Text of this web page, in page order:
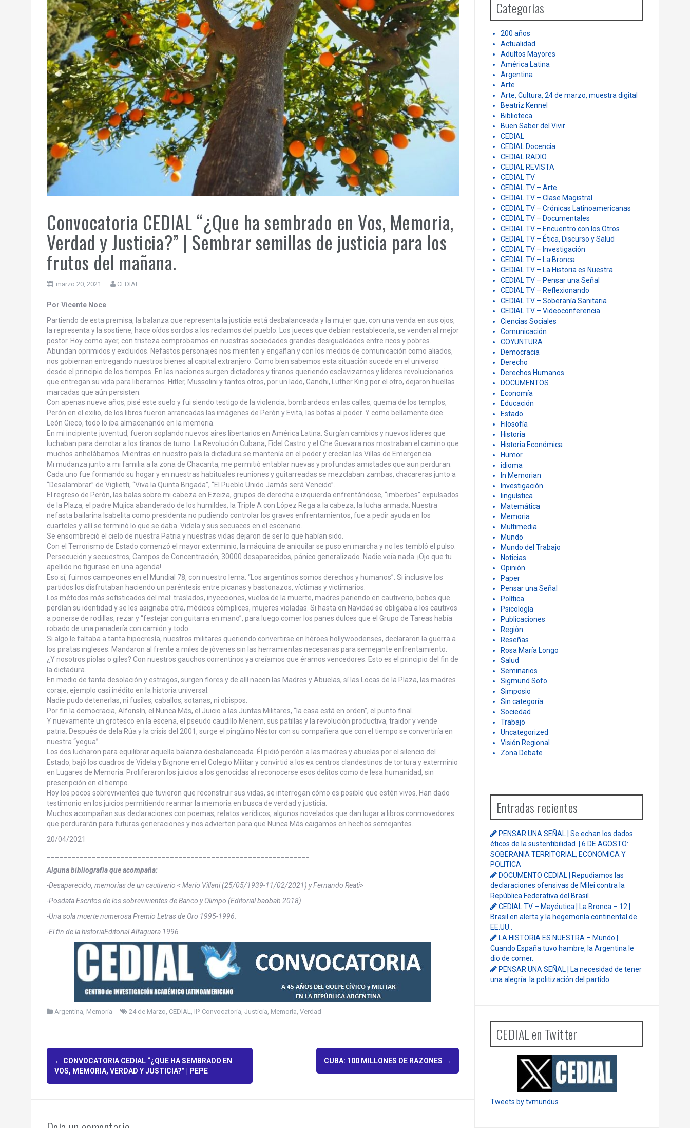
Convocatoria CEDIAL “¿Que ha sembrado en Vos, Memoria,
Verdad y Justicia?” | Sembrar semillas de justicia para los
frutos del mañana.
marzo 20, 2021 CEDIAL
Por Vicente Noce
Partiendo de esta premisa, la balanza que representa la justicia está desbalanceada y la mujer que, con una venda en sus ojos,
la representa y la sostiene, hace oídos sordos a los reclamos del pueblo. Los jueces que debían restablecerla, se venden al mejor
postor. Hoy como ayer, con tristeza comprobamos en nuestras sociedades grandes desigualdades entre ricos y pobres.
Abundan oprimidos y excluidos. Nefastos personajes nos mienten y engañan y con los medios de comunicación como aliados,
nos gobiernan entregando nuestros bienes al capital extranjero. Como bien sabemos esta situación sucede en el universo
desde el principio de los tiempos. En las naciones surgen dictadores y tiranos queriendo esclavizarnos y líderes revolucionarios
que entregan su vida para liberarnos. Hitler, Mussolini y tantos otros, por un lado, Gandhi, Luther King por el otro, dejaron huellas
marcadas que aún persisten.
Con apenas nueve años, pisé este suelo y fui siendo testigo de la violencia, bombardeos en las calles, quema de los templos,
Perón en el exilio, de los libros fueron arrancadas las imágenes de Perón y Evita, las botas al poder. Y como bellamente dice
León Gieco, todo lo iba almacenando en la memoria.
En mi incipiente juventud, fueron soplando nuevos aires libertarios en América Latina. Surgían cambios y nuevos líderes que
luchaban para derrotar a los tiranos de turno. La Revolución Cubana, Fidel Castro y el Che Guevara nos mostraban el camino que
muchos anhelábamos. Mientras en nuestro país la dictadura se mantenía en el poder y crecían las Villas de Emergencia.
Mi mudanza junto a mi familia a la zona de Chacarita, me permitió entablar nuevas y profundas amistades que aun perduran.
Cada uno fue formando su hogar y en nuestras habituales reuniones y guitarreadas se mezclaban zambas, chacareras junto a
“Desalambrar” de Viglietti, “Viva la Quinta Brigada”, “El Pueblo Unido Jamás será Vencido”.
El regreso de Perón, las balas sobre mi cabeza en Ezeiza, grupos de derecha e izquierda enfrentándose, “imberbes” expulsados
de la Plaza, el padre Mujica abanderado de los humildes, la Triple A con López Rega a la cabeza, la lucha armada. Nuestra
nefasta bailarina Isabelita como presidenta no pudiendo controlar los graves enfrentamientos, fue a pedir ayuda en los
cuarteles y allí se terminó lo que se daba. Videla y sus secuaces en el escenario.
Se ensombreció el cielo de nuestra Patria y nuestras vidas dejaron de ser lo que habían sido.
Con el Terrorismo de Estado comenzó el mayor exterminio, la máquina de aniquilar se puso en marcha y no les tembló el pulso.
Persecución y secuestros, Campos de Concentración, 30000 desaparecidos, pánico generalizado. Nadie veía nada. ¡Ojo que tu
apellido no figurase en una agenda!
Eso sí, fuimos campeones en el Mundial 78, con nuestro lema: “Los argentinos somos derechos y humanos”. Si inclusive los
partidos los disfrutaban haciendo un paréntesis entre picanas y bastonazos, víctimas y victimarios.
Los métodos más sofisticados del mal: traslados, inyecciones, vuelos de la muerte, madres pariendo en cautiverio, bebes que
perdían su identidad y se les asignaba otra, médicos cómplices, mujeres violadas. Si hasta en Navidad se obligaba a los cautivos
a ponerse de rodillas, rezar y “festejar con guitarra en mano”, para luego comer los panes dulces que el Grupo de Tareas había
robado de una panadería con camión y todo.
Si algo le faltaba a tanta hipocresía, nuestros militares queriendo convertirse en héroes hollywoodenses, declararon la guerra a
los piratas ingleses. Mandaron al frente a miles de jóvenes sin las herramientas necesarias para semejante enfrentamiento.
¿Y nosotros piolas o giles? Con nuestros gauchos correntinos ya creíamos que éramos vencedores. Esto es el principio del fin de
la dictadura.
En medio de tanta desolación y estragos, surgen flores y de allí nacen las Madres y Abuelas, sí las Locas de la Plaza, las madres
coraje, ejemplo casi inédito en la historia universal.
Nadie pudo detenerlas, ni fusiles, caballos, sotanas, ni obispos.
Por fin la democracia, Alfonsín, el Nunca Más, el Juicio a las Juntas Militares, “la casa está en orden”, el punto final.
Y nuevamente un grotesco en la escena, el pseudo caudillo Menem, sus patillas y la revolución productiva, traidor y vende
patria. Después de dela Rúa y la crisis del 2001, surge el pingüino Néstor con su compañera que con el tiempo se convertiría en
nuestra “yegua”.
Los dos lucharon para equilibrar aquella balanza desbalanceada. Él pidió perdón a las madres y abuelas por el silencio del
Estado, bajó los cuadros de Videla y Bignone en el Colegio Militar y convirtió a los ex centros clandestinos de tortura y exterminio
en Lugares de Memoria. Proliferaron los juicios a los genocidas al reconocerse esos delitos como de lesa humanidad, sin
prescripción en el tiempo.
Hoy los pocos sobrevivientes que tuvieron que reconstruir sus vidas, se interrogan cómo es posible que estén vivos. Han dado
testimonio en los juicios permitiendo rearmar la memoria en busca de verdad y justicia.
Muchos acompañan sus declaraciones con poemas, relatos verídicos, algunos novelados que dan lugar a libros conmovedores
que perdurarán para futuras generaciones y nos advierten para que Nunca Más caigamos en hechos semejantes.
20/04/2021
Alguna bibliografía que acompaña:
-Desaparecido, memorias de un cautiverio < Mario Villani (25/05/1939-11/02/2021) y Fernando Reati>
-Posdata Escritos de los sobrevivientes de Banco y Olimpo (Editorial baobab 2018)
-Una sola muerte numerosa Premio Letras de Oro 1995-1996.
-El fin de la historiaEditorial Alfaguara 1996
Argentina Memoria 24 de Marzo CEDIAL IIº Convocatoria Justicia Memoria Verdad
P
o
← CONVOCATORIA CEDIAL “¿QUE HA SEMBRADO EN
VOS, MEMORIA, VERDAD Y JUSTICIA?” | PEPE
CUBA: 100 MILLONES DE RAZONES →
o
Categorías
200 años
Actualidad
Adultos Mayores
América Latina
Argentina
Arte
Arte, Cultura, 24 de marzo, muestra digital
Beatriz Kennel
Biblioteca
Buen Saber del Vivir
CEDIAL
CEDIAL Docencia
CEDIAL RADIO
CEDIAL REVISTA
CEDIAL TV
CEDIAL TV – Arte
CEDIAL TV – Clase Magistral
CEDIAL TV – Crónicas Latinoamericanas
CEDIAL TV – Documentales
CEDIAL TV – Encuentro con los Otros
CEDIAL TV – Ética, Discurso y Salud
CEDIAL TV – Investigación
CEDIAL TV – La Bronca
CEDIAL TV – La Historia es Nuestra
CEDIAL TV – Pensar una Señal
CEDIAL TV – Reflexionando
CEDIAL TV – Soberanía Sanitaria
CEDIAL TV – Videoconferencia
Ciencias Sociales
Comunicación
COYUNTURA
Democracia
Derecho
Derechos Humanos
DOCUMENTOS
Economía
Educación
Estado
Filosofía
Historia
Historia Económica
Humor
idioma
In Memorian
Investigación
linguística
Matemática
Memoria
Multimedia
Mundo
Mundo del Trabajo
Noticias
Opiniòn
Paper
Pensar una Señal
Política
Psicología
Publicaciones
Regiòn
Reseñas
Rosa María Longo
Salud
Seminarios
Sigmund Sofo
Simposio
Sin categoría
Sociedad
Trabajo
Uncategorized
Visión Regional
Zona Debate
Entradas recientes
PENSAR UNA SEÑAL | Se echan los dados
éticos de la sustentibilidad. | 6 DE AGOSTO:
SOBERANIA TERRITORIAL, ECONOMICA Y
POLITICA
DOCUMENTO CEDIAL | Repudiamos las
declaraciones ofensivas de Milei contra la
República Federativa del Brasil.
CEDIAL TV – Mayéutica | La Bronca – 12 |
Brasil en alerta y la hegemonía continental de
EE.UU..
LA HISTORIA ES NUESTRA – Mundo |
Cuando España tuvo hambre, la Argentina le
dio de comer.
PENSAR UNA SEÑAL | La necesidad de tener
una alegría: la politización del partido
CEDIAL en Twitter
Tweets by tvmundus